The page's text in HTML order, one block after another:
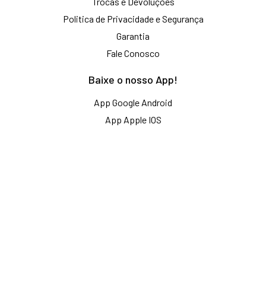
Politica de Privacidade e Segurança
Garantia
Fale Conosco
Baixe o nosso App!
App Google Android
App Apple IOS